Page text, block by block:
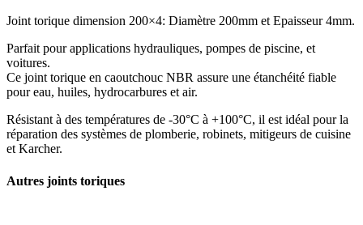
Joint torique dimension 200×4: Diamètre 200mm et Epaisseur 4mm.
Parfait pour applications hydrauliques, pompes de piscine, et
voitures.
Ce joint torique en caoutchouc NBR assure une étanchéité fiable
pour eau, huiles, hydrocarbures et air.
Résistant à des températures de -30°C à +100°C, il est idéal pour la
réparation des systèmes de plomberie, robinets, mitigeurs de cuisine
et Karcher.
Autres joints toriques